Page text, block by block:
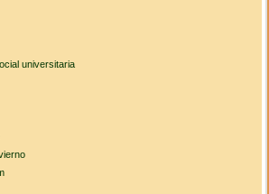
universitaria